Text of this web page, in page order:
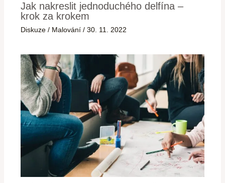
Jak nakreslit jednoduchého delfína –
krok za krokem
Diskuze / Malování /30. 11. 2022